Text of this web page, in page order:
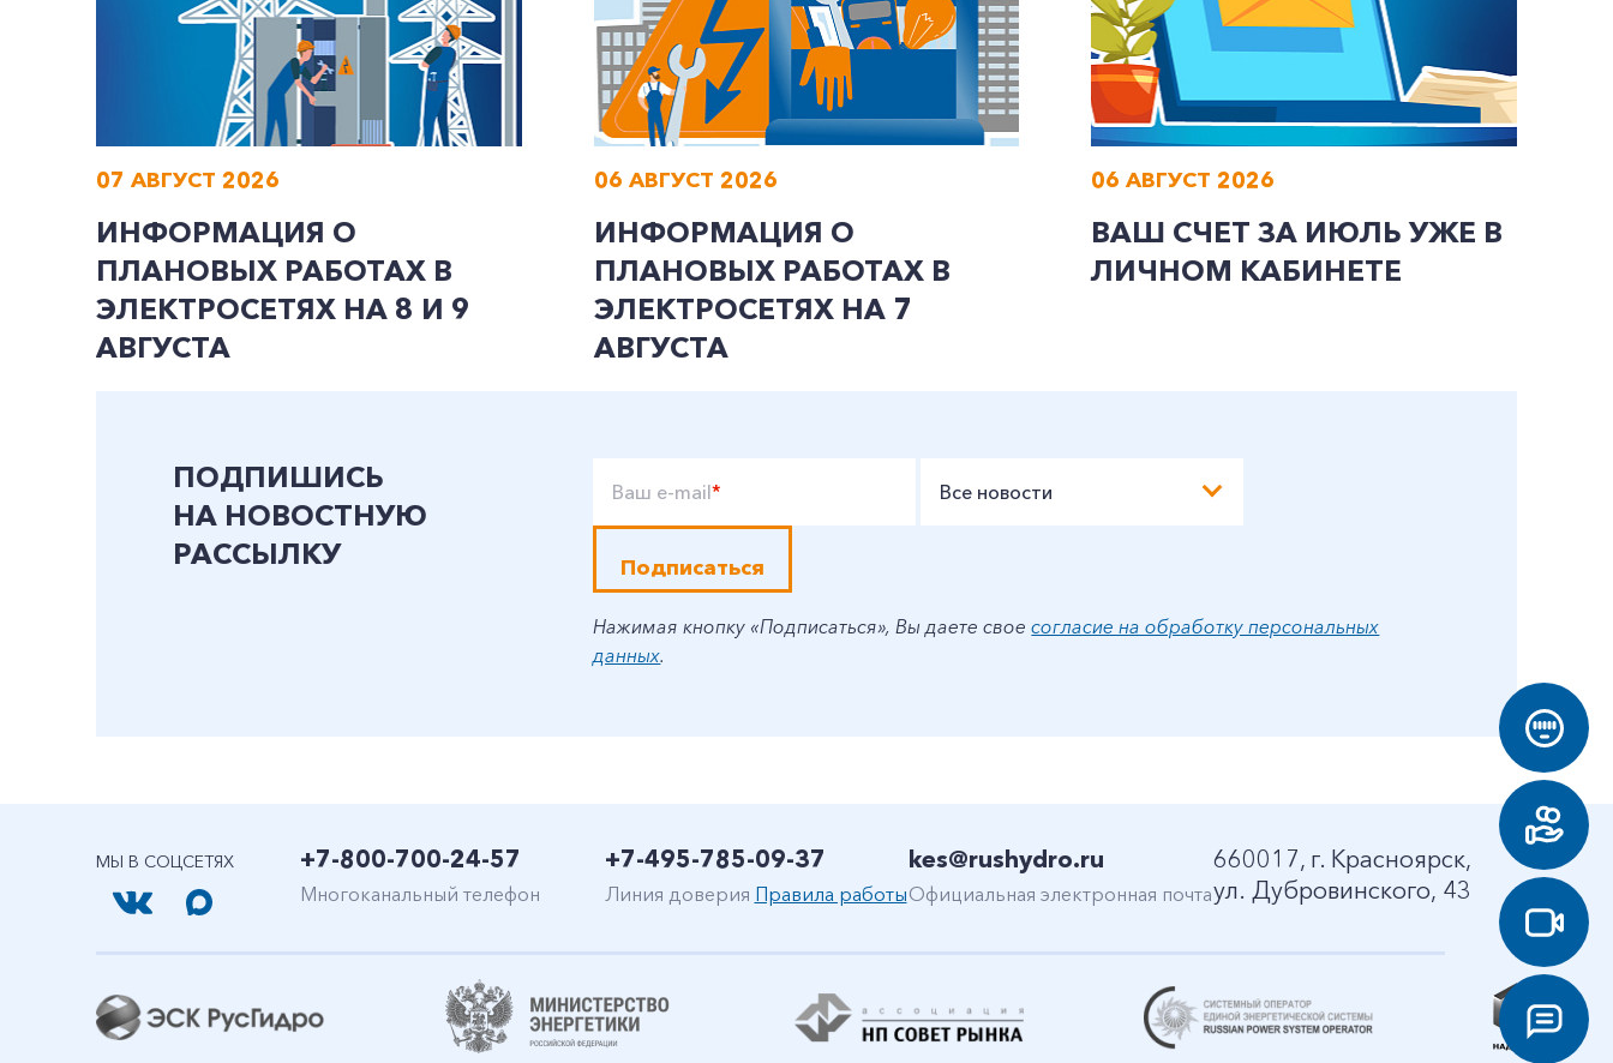
07 АВГУСТ 2026
ИНФОРМАЦИЯ О
ПЛАНОВЫХ РАБОТАХ В
ЭЛЕКТРОСЕТЯХ НА 8 И 9
АВГУСТА
06 АВГУСТ 2026
ИНФОРМАЦИЯ О
ПЛАНОВЫХ РАБОТАХ В
ЭЛЕКТРОСЕТЯХ НА 7
АВГУСТА
06 АВГУСТ 2026
ВАШ СЧЕТ ЗА ИЮЛЬ УЖЕ В
ЛИЧНОМ КАБИНЕТЕ
ПОДПИШИСЬ
НА НОВОСТНУЮ
РАССЫЛКУ
Ваш e-mail* Все новости
Подписаться
Нажимая кнопку «Подписаться», Вы даете своесогласие на обработку персональных
данных.
МЫ В СОЦСЕТЯХ +7-800-700-24-57
Многоканальный телефон
+7-495-785-09-37
Линия доверия Правила работы
kes@rushydro.ru
Официальная электронная почта
660017, г. Красноярск,
ул. Дубровинского, 43